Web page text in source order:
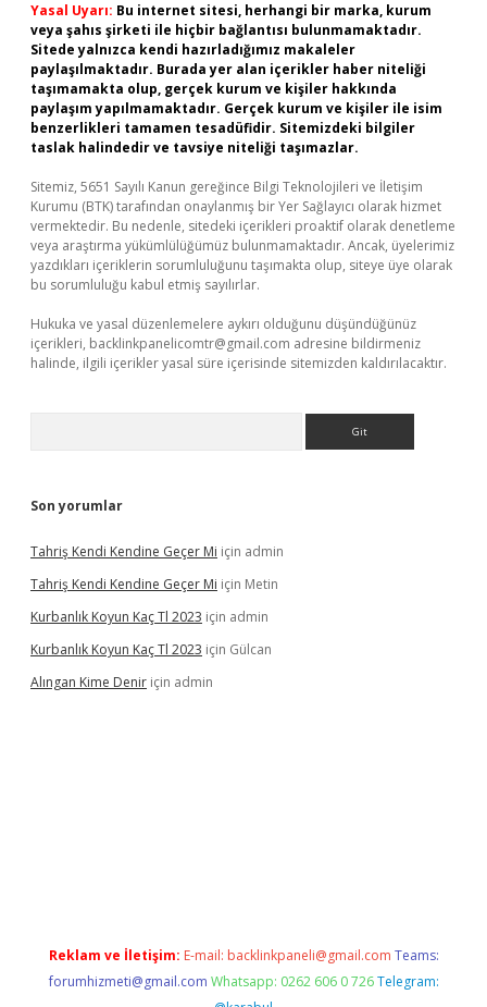
Yasal Uyarı: Bu internet sitesi, herhangi bir marka, kurum
veya şahıs şirketi ile hiçbir bağlantısı bulunmamaktadır.
Sitede yalnızca kendi hazırladığımız makaleler
paylaşılmaktadır. Burada yer alan içerikler haber niteliği
taşımamakta olup, gerçek kurum ve kişiler hakkında
paylaşım yapılmamaktadır. Gerçek kurum ve kişiler ile isim
benzerlikleri tamamen tesadüfidir. Sitemizdeki bilgiler
taslak halindedir ve tavsiye niteliği taşımazlar.
Sitemiz, 5651 Sayılı Kanun gereğince Bilgi Teknolojileri ve İletişim
Kurumu (BTK) tarafından onaylanmış bir Yer Sağlayıcı olarak hizmet
vermektedir. Bu nedenle, sitedeki içerikleri proaktif olarak denetleme
veya araştırma yükümlülüğümüz bulunmamaktadır. Ancak, üyelerimiz
yazdıkları içeriklerin sorumluluğunu taşımakta olup, siteye üye olarak
bu sorumluluğu kabul etmiş sayılırlar.
Hukuka ve yasal düzenlemelere aykırı olduğunu düşündüğünüz
içerikleri, backlinkpanelicomtr@gmail.com adresine bildirmeniz
halinde, ilgili içerikler yasal süre içerisinde sitemizden kaldırılacaktır.
Son yorumlar
Tahriş Kendi Kendine Geçer Mi için admin
Tahriş Kendi Kendine Geçer Mi için Metin
Kurbanlık Koyun Kaç Tl 2023 için admin
Kurbanlık Koyun Kaç Tl 2023 için Gülcan
Alıngan Kime Denir için admin
Reklam ve İletişim: E-mail: backlinkpaneli@gmail.com Teams:
forumhizmeti@gmail.com Whatsapp: 0262 606 0 726 Telegram: